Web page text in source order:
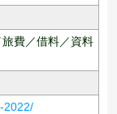
費／借料／資料
2022/